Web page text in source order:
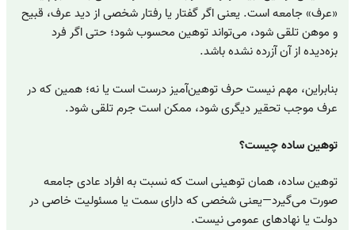
«عرف» جامعه است. یعنی اگر گفتار یا رفتار شخصی از دید عرف، قبیح
و موهن تلقی شود، می‌تواند توهین محسوب شود؛ حتی اگر فرد
بزه‌دیده از آن آزرده نشده باشد.
بنابراین، مهم نیست حرف توهین‌آمیز درست است یا نه؛ همین که در
عرف موجب تحقیر دیگری شود، ممکن است جرم تلقی شود.
توهین ساده چیست؟
توهین ساده، همان توهینی است که نسبت به افراد عادی جامعه
صورت می‌گیرد—یعنی شخصی که دارای سمت یا مسئولیت خاصی در
دولت یا نهادهای عمومی نیست.